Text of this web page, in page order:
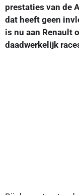
prestaties van de
dat heeft geen
is nu aan Renault
daadwerkelijk